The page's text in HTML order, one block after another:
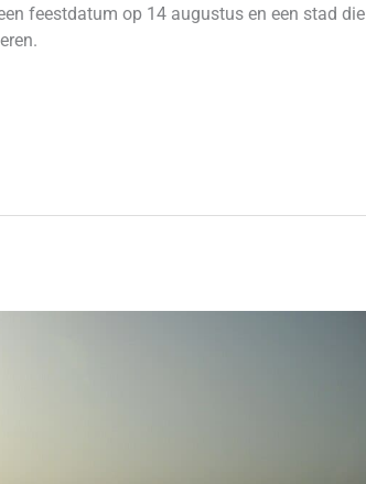
feestdatum op 14 augustus en een stad die